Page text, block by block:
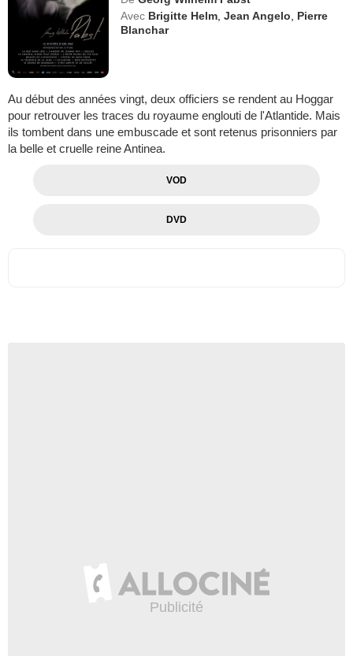
Avec Brigitte Helm ,Jean Angelo
Pierre
Blanchar
Au début des années vingt, deux officiers se rendent au Hoggar
pour retrouver les traces du royaume englouti de l'Atlantide. Mais
ils tombent dans une embuscade et sont retenus prisonniers par
la belle et cruelle reine Antinea.
VOD
DVD